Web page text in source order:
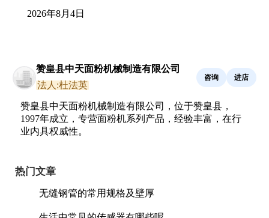
2026年8月4日
赞皇县中天面粉机械制造有限公司
法人:杜法英
咨询 进店
赞皇县中天面粉机械制造有限公司，位于赞皇县，
1997年成立，专营面粉机系列产品，经验丰富，在行
业内具权威性。
热门文章
无缝钢管的常用规格及壁厚